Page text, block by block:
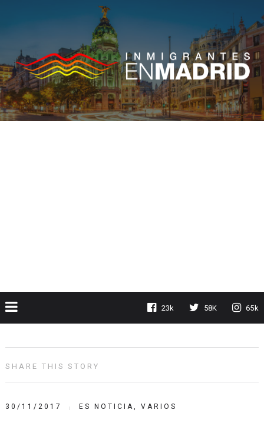
23k 58K 65k
SHARE THIS STORY
30/11/2017 ES NOTICIA, VARIOS